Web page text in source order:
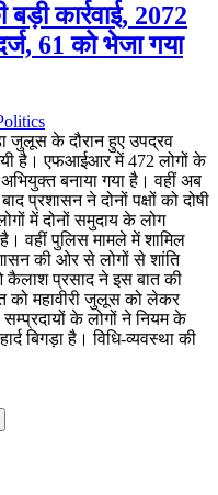
कार्रवाई, 2072
61 को भेजा गया
जुलूस के दौरान हुए उपद्रव
है। एफआईआर में 472 लोगों के
बनाया गया है। वहीं अब
प्रशासन ने दोनों पक्षों को दोषी
में दोनों समुदाय के लोग
वहीं पुलिस मामले में शामिल
की ओर से लोगों से शांति
प्रसाद ने इस बात की
को महावीरी जुलूस को लेकर
सम्प्रदायों के लोगों ने नियम के
बिगड़ा है। विधि-व्यवस्था की